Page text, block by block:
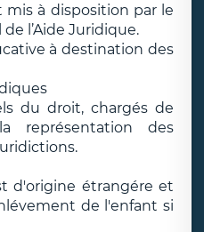
mis à disposition par le
l’Aide Juridique.
à destination des
du droit, chargés de
représentation des
d'origine étrangére et
de l'enfant si